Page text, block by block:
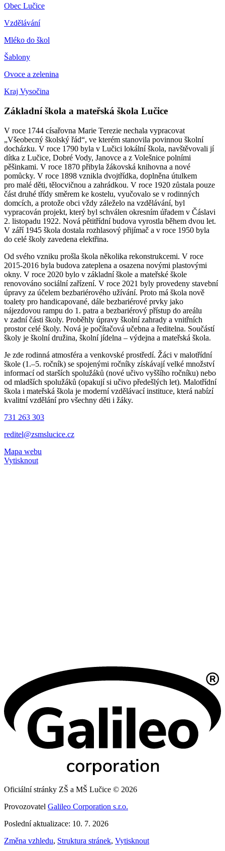
Obec Lučice
Vzdělávání
Mléko do škol
Šablony
Ovoce a zelenina
Kraj Vysočina
Základní škola a mateřská škola Lučice
V roce 1744 císařovna Marie Terezie nechala vypracovat
„Všeobecný školský řád“, ve kterém stanovila povinnou školní
docházku. V roce 1790 byla v Lučici lokální škola, navštěvovali jí
dítka z Lučice, Dobré Vody, Janovce a z Volešnice polními
pěšinkami. V roce 1870 přibyla žákovská knihovna a nové
pomůcky. V roce 1898 vznikla dvojtřídka, doplněna útulkem
pro malé děti, tělocvičnou a zahrádkou. V roce 1920 zůstala pouze
část druhé třídy směrem ke kostelu, vyučovalo se v rodinných
domcích, a protože obci vždy záleželo na vzdělávání, byl
vypracován projekt, který byl schválen okresním úřadem v Čáslavi
2. listopadu 1922. Nová pětitřídní budova vyrostla během dvou let.
V září 1945 škola dostala rozhlasový přijímač a v roce 1950 byla
do celé školy zavedena elektřina.
Od svého vzniku prošla škola několika rekonstrukcemi. V roce
2015-2016 byla budova zateplena a osazena novými plastovými
okny. V roce 2020 bylo v základní škole a mateřské škole
renovováno sociální zařízení. V roce 2021 byly provedeny stavební
úpravy za účelem bezbariérového užívání. Proto má škola nově
toalety pro handicapované, dále bezbariérové prvky jako
nájezdovou rampu do 1. patra a bezbariérový přístup do areálu
v zadní části školy. Proběhly úpravy školní zahrady a vnitřních
prostor celé školy. Nová je počítačová učebna a ředitelna. Součástí
školy je školní družina, školní jídelna – výdejna a mateřská škola.
Je zde rodinná atmosféra a venkovské prostředí. Žáci v malotřídní
škole (1.–5. ročník) se spojenými ročníky získávají velké množství
informací od starších spolužáků (nové učivo vyššího ročníku) nebo
od mladších spolužáků (opakují si učivo předešlých let). Malotřídní
škola i mateřská škola je moderní vzdělávací instituce, která nabízí
kvalitní vzdělání pro všechny děti i žáky.
731 263 303
reditel@zsmslucice.cz
Mapa webu
Vytisknout
Oficiální stránky ZŠ a MŠ Lučice © 2026
Provozovatel Galileo Corporation s.r.o.
Poslední aktualizace: 10. 7. 2026
Změna vzhledu, Struktura stránek, Vytisknout